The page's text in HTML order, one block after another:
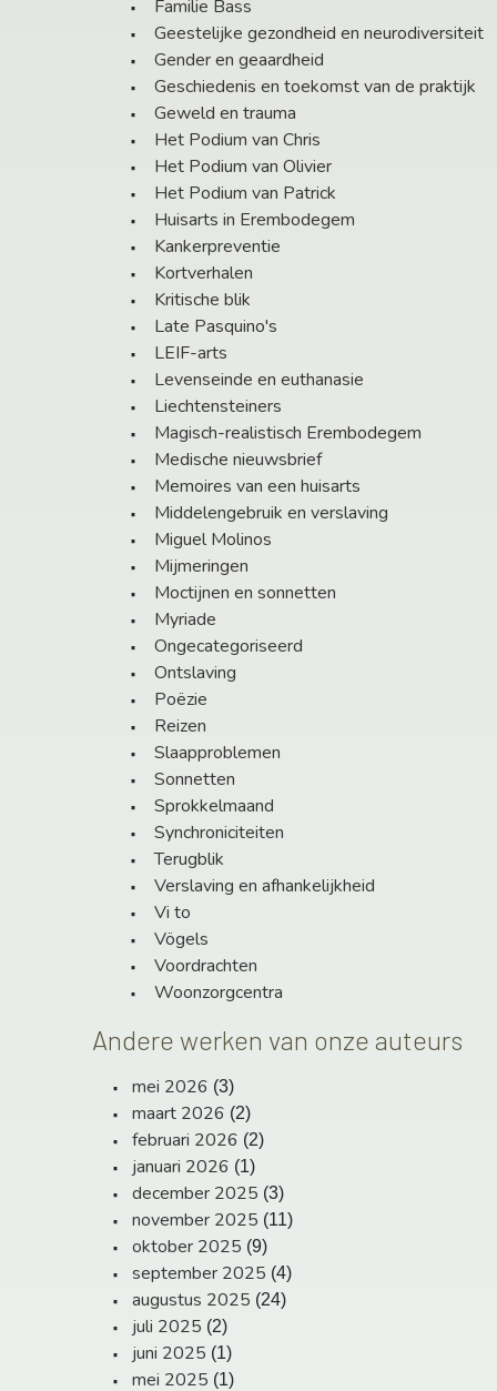
Familie Bass
Geestelijke gezondheid en neurodiversiteit
Gender en geaardheid
Geschiedenis en toekomst van de praktijk
Geweld en trauma
Het Podium van Chris
Het Podium van Olivier
Het Podium van Patrick
Huisarts in Erembodegem
Kankerpreventie
Kortverhalen
Kritische blik
Late Pasquino's
LEIF-arts
Levenseinde en euthanasie
Liechtensteiners
Magisch-realistisch Erembodegem
Medische nieuwsbrief
Memoires van een huisarts
Middelengebruik en verslaving
Miguel Molinos
Mijmeringen
Moctijnen en sonnetten
Myriade
Ongecategoriseerd
Ontslaving
Poëzie
Reizen
Slaapproblemen
Sonnetten
Sprokkelmaand
Synchroniciteiten
Terugblik
Verslaving en afhankelijkheid
Vi to
Vögels
Voordrachten
Woonzorgcentra
Andere werken van onze auteurs
mei 2026 (3)
maart 2026 (2)
februari 2026 (2)
januari 2026 (1)
december 2025 (3)
november 2025 (11)
oktober 2025 (9)
september 2025 (4)
augustus 2025 (24)
juli 2025 (2)
juni 2025 (1)
mei 2025 (1)